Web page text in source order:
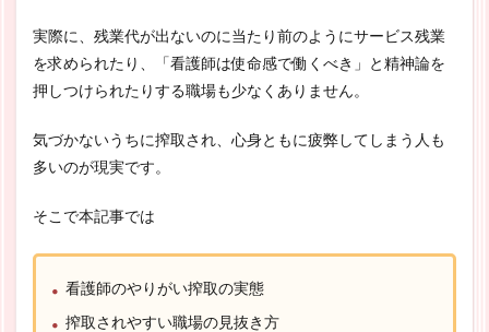
実際に、残業代が出ないのに当たり前のようにサービス残業
を求められたり、「看護師は使命感で働くべき」と精神論を
押しつけられたりする職場も少なくありません。
気づかないうちに搾取され、心身ともに疲弊してしまう人も
多いのが現実です。
そこで本記事では
看護師のやりがい搾取の実態
搾取されやすい職場の見抜き方